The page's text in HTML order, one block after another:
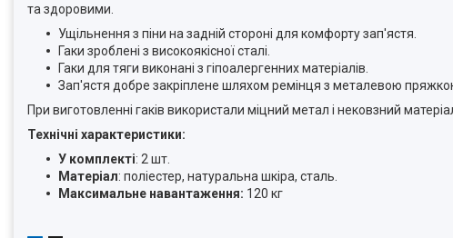
та здоровими.
Ущільнення з піни на задній стороні для комфорту зап'ястя.
Гаки зроблені з високоякісної сталі.
Гаки для тяги виконані з гіпоалергенних матеріалів.
Зап'ястя добре закріплене шляхом ремінця з металевою
При виготовленні гаків використали міцний метал і нековзний
Технічні характеристики:
У комплекті: 2 шт.
Матеріал: поліестер, натуральна шкіра, сталь.
Максимальне навантаження: 120 кг